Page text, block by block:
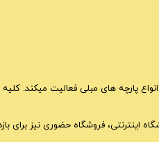
پارچه های مبلی فعالیت میکند.
اینترنتی، فروشگاه حضوری نیز